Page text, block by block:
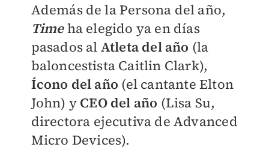
Además de la Persona del año,
Timeha elegido ya en días
pasados al Atleta del año (la
baloncestista Caitlin Clark),
Ícono del año (el cantante Elton
John) y CEO del año (Lisa Su,
directora ejecutiva de Advanced
Micro Devices).